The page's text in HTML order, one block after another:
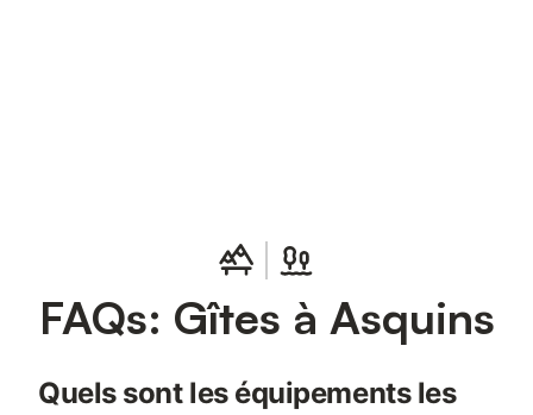
FAQs: Gîtes à Asquins
Quels sont les équipements les